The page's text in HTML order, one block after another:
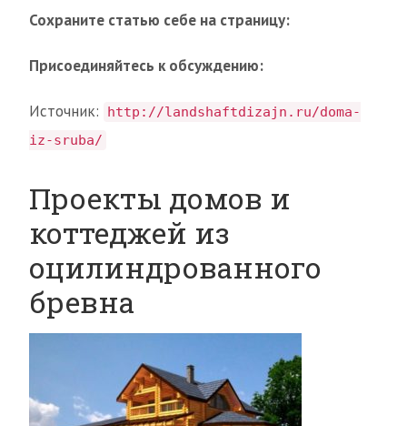
Сохраните статью себе на страницу:
Присоединяйтесь к обсуждению:
Источник:
http://landshaftdizajn.ru/doma-
iz-sruba/
Проекты домов и
коттеджей из
оцилиндрованного
бревна